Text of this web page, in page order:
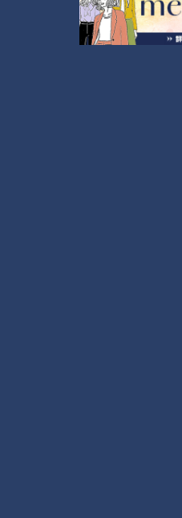
送 田原市ではサー
がおぼれ死亡